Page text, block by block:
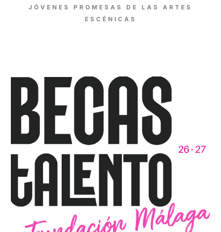
JÓVENES PROMESAS DE LAS ARTES
ESCÉNICAS